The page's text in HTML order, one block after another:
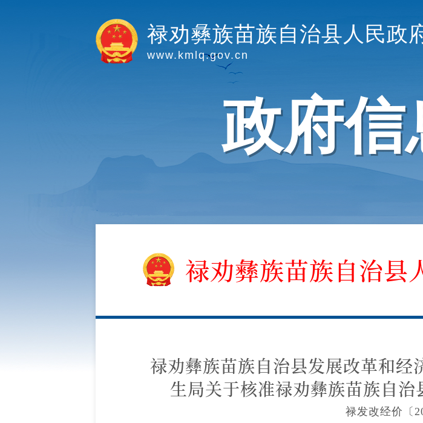
禄劝彝族苗族自治县人民政
www.kmlq.gov.cn
政府信
禄劝彝族苗族自治县
禄劝彝族苗族自治县发展改革和
生局关于核准禄劝彝族苗族自
禄发改经价〔